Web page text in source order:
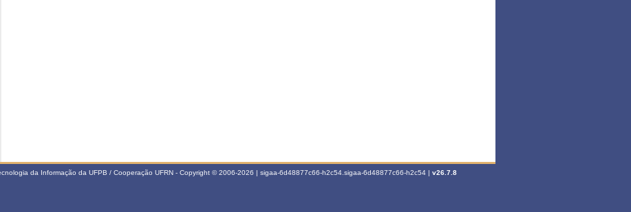
da Informação da UFPB / Cooperação UFRN - Copyright © 2006-2026 | sigaa-6d48877c66-h2c54.sigaa-6d48877c66-h2c54 | v26.7.8